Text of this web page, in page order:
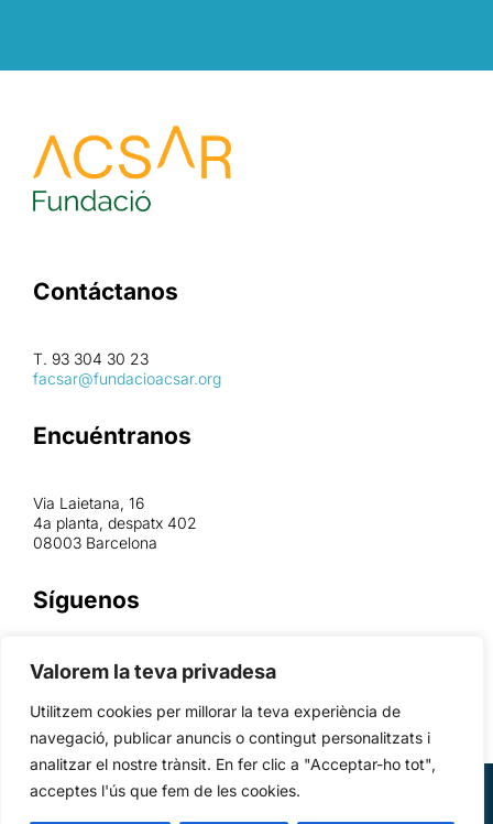
Valorem la teva privadesa
Utilitzem cookies per millorar la teva experiència de
navegació, publicar anuncis o contingut personalitzats i
analitzar el nostre trànsit. En fer clic a "Acceptar-ho tot",
acceptes l'ús que fem de les cookies.
Contáctanos
T. 93 304 30 23
facsar@fundacioacsar.org
Encuéntranos
Via Laietana, 16
4a planta, despatx 402
08003 Barcelona
Síguenos